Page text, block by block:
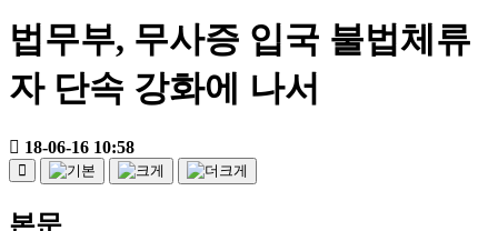
법무부, 무사증 입국 불법체류
자 단속 강화에 나서
18-06-16 10:58
본문